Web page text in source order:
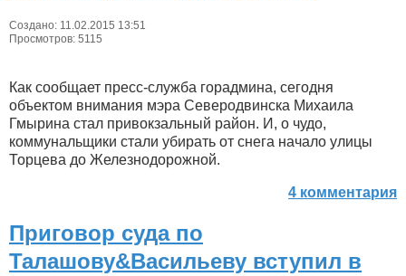
Создано: 11.02.2015 13:51
Просмотров: 5115
Как сообщает пресс-служба горадмина, сегодня
объектом внимания мэра Северодвинска Михаила
Гмырина стал привокзальный район. И, о чудо,
коммунальщики стали убирать от снега начало улицы
Торцева до Железнодорожной.
4 комментария
Приговор суда по
Талашову&Васильеву вступил в